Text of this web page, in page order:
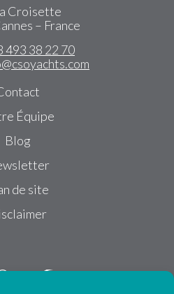
Croisette
– France
493 38 22 70
Équipe
Blog
de site